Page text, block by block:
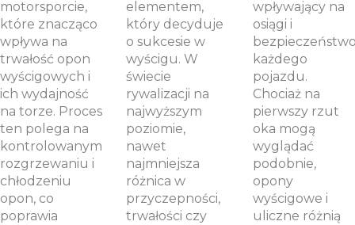
motorsporcie,
które znacząco
wpływa na
trwałość opon
wyścigowych i
ich wydajność
na torze. Proces
ten polega na
kontrolowanym
rozgrzewaniu i
chłodzeniu
opon, co
poprawia
elementem,
który decyduje
o sukcesie w
wyścigu. W
świecie
rywalizacji na
najwyższym
poziomie,
nawet
najmniejsza
różnica w
przyczepności,
trwałości czy
wpływający na
osiągi i
każdego
pojazdu.
Chociaż na
pierwszy rzut
oka mogą
wyglądać
podobnie,
opony
wyścigowe i
uliczne różnią